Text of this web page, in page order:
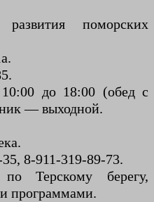
поморских
до 18:00 (обед с
— выходной.
8-911-319-89-73.
по Терскому берегу,
программами.